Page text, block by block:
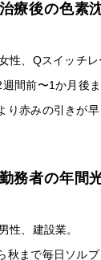
療後の色素
性、Qスイッチレ
週間前〜1か月後
り赤みの引きが
務者の年間
性、建設業。
秋まで毎日ソル